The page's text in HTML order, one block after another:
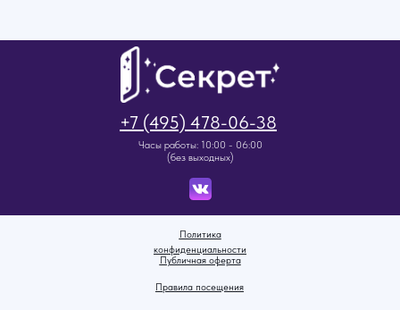
Часы работы: 10:00 - 06:00
(без выходных)
Политика
конфиденциальности
Публичная оферта
Правила посещения
+7 (495) 478-06-38